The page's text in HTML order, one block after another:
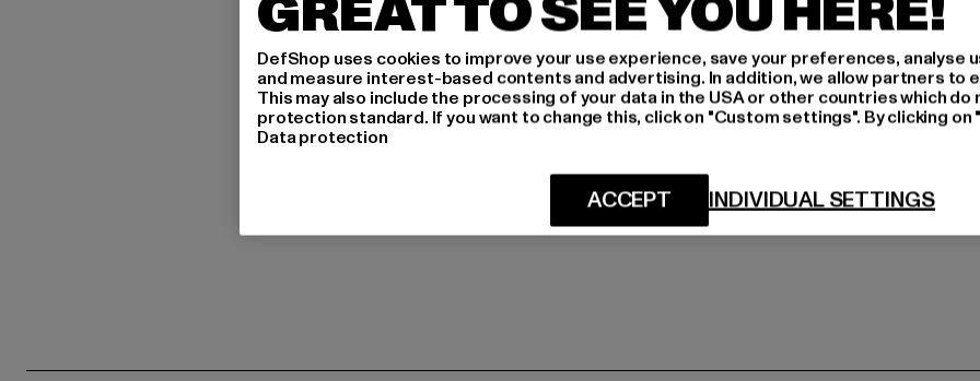
Dr.-Robert-Murjahn-
GRÖSSE
LIEFERUNG &
DefShop uses cookies to improve your use experience, save your preferences, analyse
and measure interest-based contents and advertising. In addition, we allow partners to
This may also include the processing of your data in the USA or other countries which do
protection standard. If you want to change this, click on "Custom settings". By clicking
Data protection
INDIVIDUAL SETTINGS
ACCEPT